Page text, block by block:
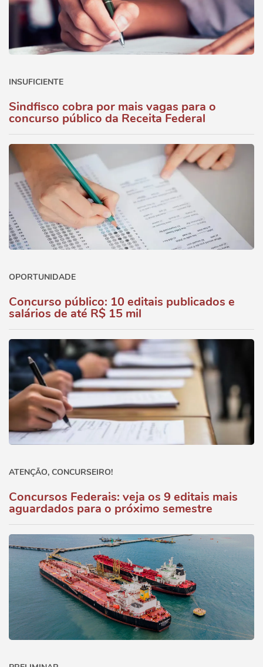
INSUFICIENTE
Sindfisco cobra por mais vagas para o
concurso público da Receita Federal
OPORTUNIDADE
Concurso público: 10 editais publicados e
salários de até R$ 15 mil
ATENÇÃO, CONCURSEIRO!
Concursos Federais: veja os 9 editais mais
aguardados para o próximo semestre